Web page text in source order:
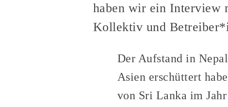
haben wir ein Interview
Kollektiv und
Der Aufstand in
Asien erschüttert
von Sri Lanka im